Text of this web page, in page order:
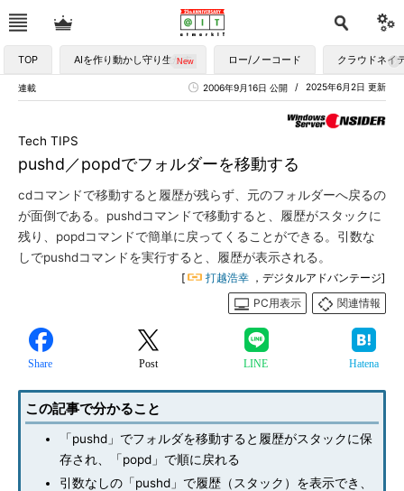
TOP AIを作り動かし守り生かす ロー/ノーコード クラウドネイ
連載 2025年6月2日 更新
2006年9月16日 公開
pushd／popdでフォルダーを移動する
Tech TIPS
cdコマンドで移動すると履歴が残らず、元のフォルダーへ戻るの
が面倒である。pushdコマンドで移動すると、履歴がスタックに
残り、popdコマンドで簡単に戻ってくることができる。引数な
しでpushdコマンドを実行すると、履歴が表示される。
[ 打越浩幸 ，デジタルアドバンテージ]
PC用表示
関連情報
Share Post LINE Hatena
この記事で分かること
「pushd」でフォルダを移動すると履歴がスタックに保
存され、「popd」で順に戻れる
引数なしの「pushd」で履歴（スタック）を表示でき、